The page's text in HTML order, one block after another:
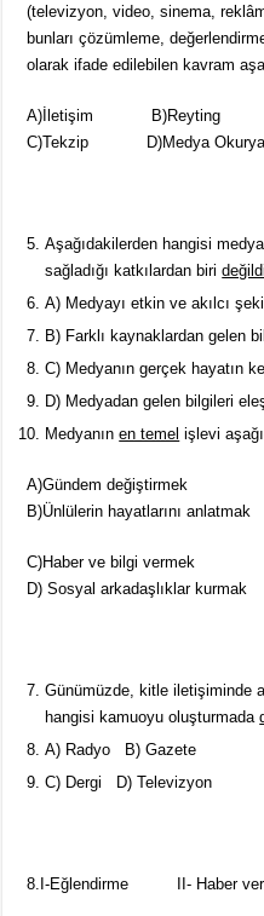
(televizyon, video, sinema,
bunları çözümleme,
olarak ifade edilebilen kavram
A)İletişim B)Reyting
C)Tekzip D)Medya
Aşağıdakilerden hangisi
sağladığı katkılardan biri
A) Medyayı etkin ve akılcı
B) Farklı kaynaklardan gelen
C) Medyanın gerçek hayatın
D) Medyadan gelen bilgileri
Medyanınen temel işlevi
A)Gündem değiştirmek
B)Ünlülerin hayatlarını anlatmak
C)Haber ve bilgi vermek
D) Sosyal arkadaşlıklar kurmak
Günümüzde, kitle iletişiminde
hangisi kamuoyu oluşturmada
A) Radyo B) Gazete
C) Dergi D) Televizyon
8.I-Eğlendirme II- Haber